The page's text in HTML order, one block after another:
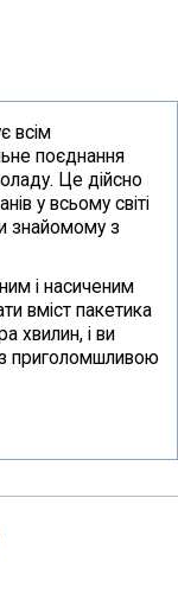
всім
поєднання
Це дійсно
у всьому світі
знайомому з
і насиченим
вміст пакетика
хвилин, і ви
з приголомшливою